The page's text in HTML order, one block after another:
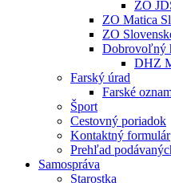
ZO
ZO Matica
ZO
Dobrovoľný
DHZ
Farský úrad
Farské
Šport
Cestovný poriadok
Kontaktný formulár
Prehľad
Samospráva
Starostka